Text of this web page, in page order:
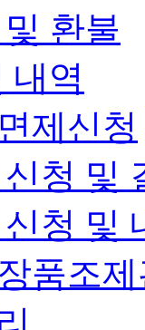
환불
내역
제신청
청 및
청 및
품조